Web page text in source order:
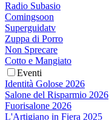
Radio Subasio
Comingsoon
Superguidatv
Zuppa di Porro
Non Sprecare
Cotto e Mangiato
Eventi
Identità Golose 2026
Salone del Risparmio 2026
Fuorisalone 2026
L'Artigiano in Fiera 2025